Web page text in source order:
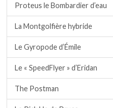
Proteus le Bombardier d’eau
La Montgolfière hybride
Le Gyropode d’Émile
Le « SpeedFlyer » d’Eridan
The Postman